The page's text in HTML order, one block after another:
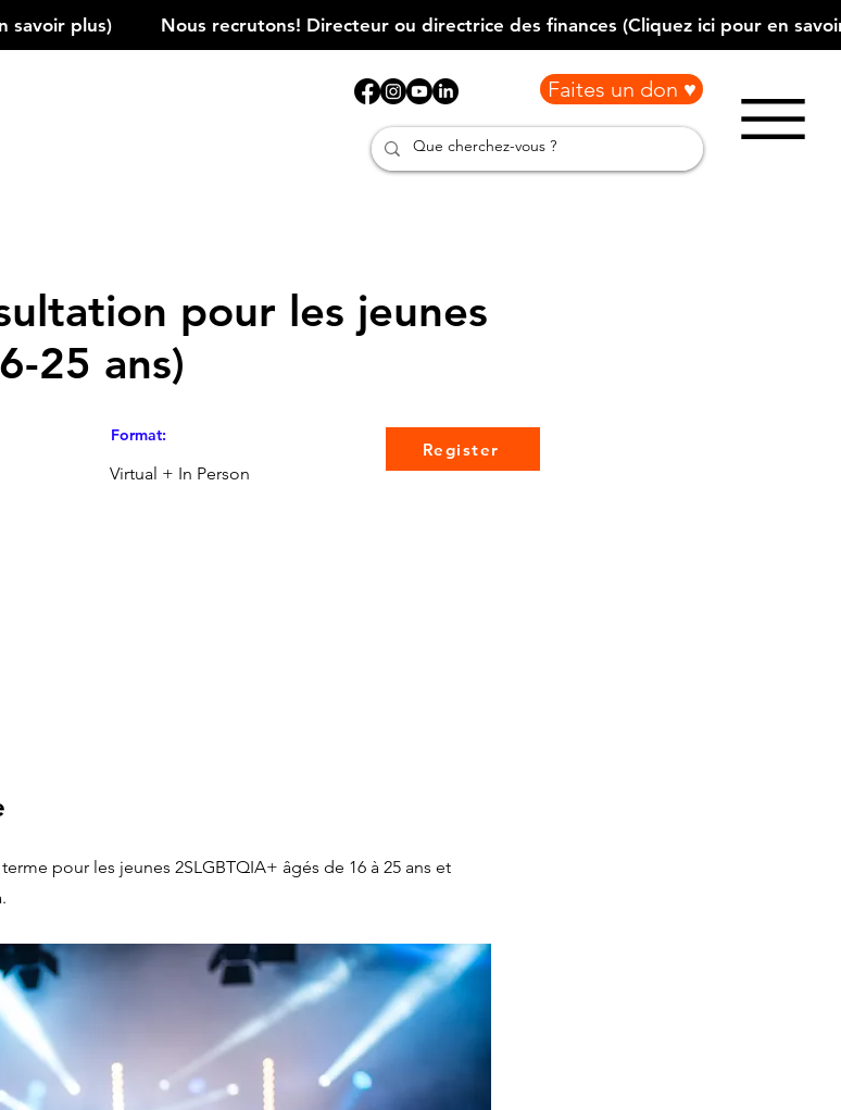
en savoir plus)
Faites un don ♥
pour les jeunes
25 ans)
Format:
Virtual + In Person
Register
pour les jeunes 2SLGBTQIA+ âgés de 16 à 25 ans et